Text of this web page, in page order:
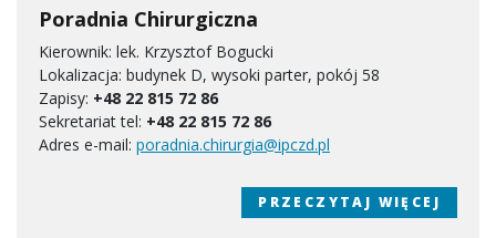
Poradnia Chirurgiczna
Kierownik: lek. Krzysztof Bogucki
Lokalizacja: budynek D, wysoki parter, pokój 58
Zapisy: +48 22 815 72 86
Sekretariat tel: +48 22 815 72 86
Adres e-mail: poradnia.chirurgia@ipczd.pl
PRZECZYTAJ WIĘCEJ